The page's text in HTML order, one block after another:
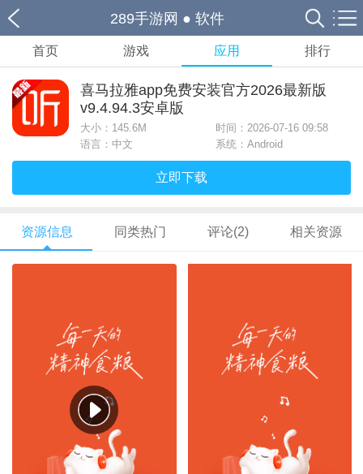
289手游网 ● 软件
首页 游戏 应用 排行
喜马拉雅app免费安装官方2026最新版
v9.4.94.3安卓版
大小： 145.6M
时间：2026-07-16 09:58
语言：中文
系统：Android
立即下载
资源信息 同类热门 评论(2) 相关资源